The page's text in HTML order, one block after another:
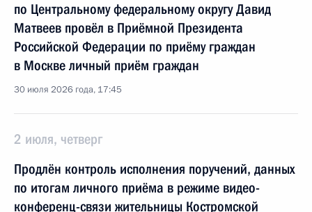
по Центральному федеральному округу Давид
Матвеев провёл в Приёмной Президента
Российской Федерации по приёму граждан
в Москве личный приём граждан
30 июля 2026 года, 17:45
2 июля, четверг
Продлён контроль исполнения поручений, данных
по итогам личного приёма в режиме видео-
конференц-связи жительницы Костромской